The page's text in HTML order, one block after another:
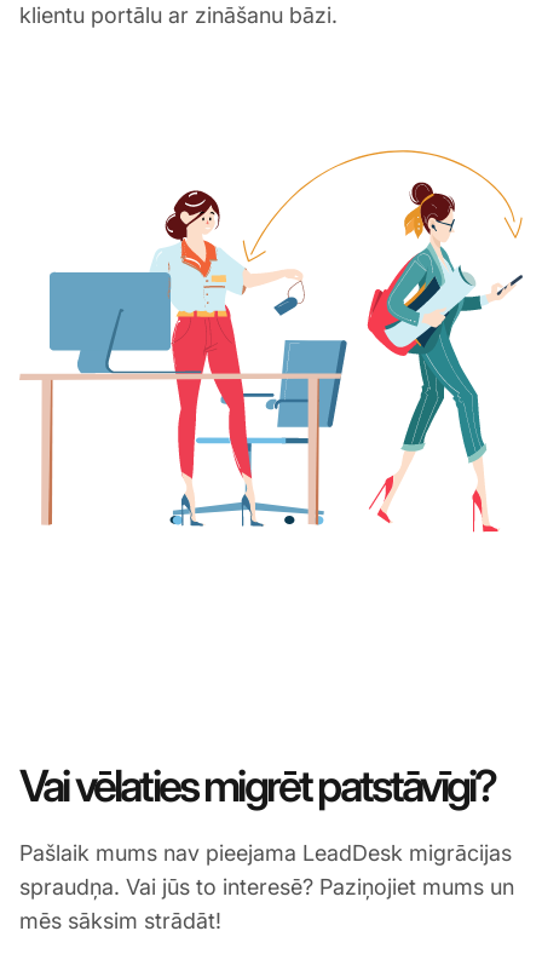
klientu portālu ar zināšanu bāzi.
Vai vēlaties migrēt patstāvīgi?
Pašlaik mums nav pieejama LeadDesk migrācijas
spraudņa. Vai jūs to interesē? Paziņojiet mums un
mēs sāksim strādāt!